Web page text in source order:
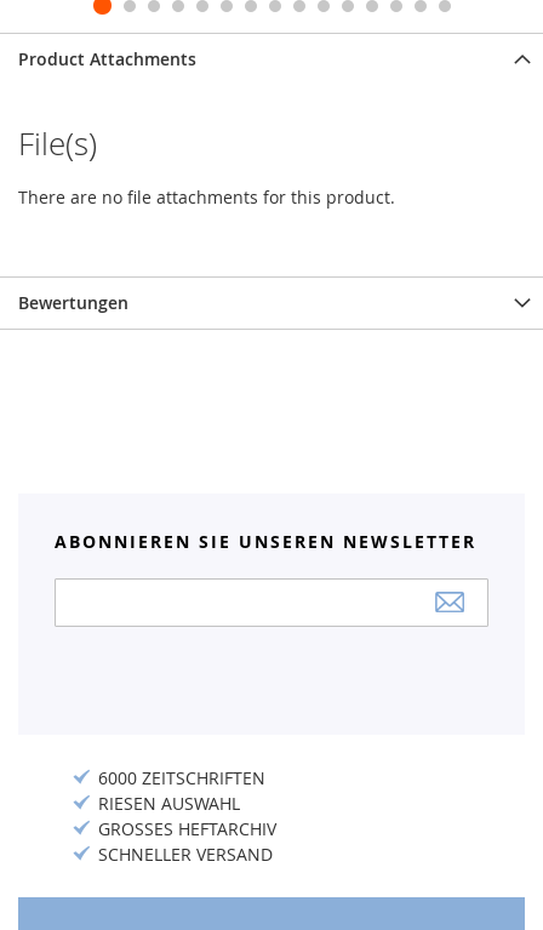
Product Attachments
File(s)
There are no file attachments for this product.
Bewertungen
ABONNIEREN SIE UNSEREN NEWSLETTER
Newsletter:
6000 ZEITSCHRIFTEN
RIESEN AUSWAHL
GROSSES HEFTARCHIV
SCHNELLER VERSAND